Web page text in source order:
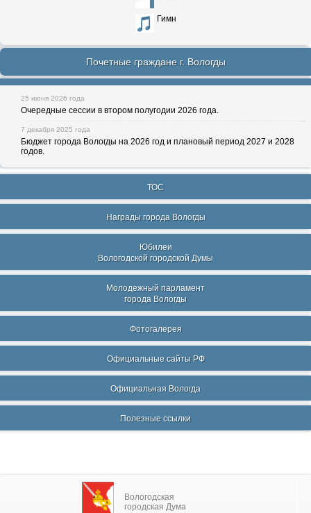
Гимн
Почетные граждане г. Вологды
25 июня 2026 года
Очередные сессии в втором полугодии 2026 года.
7 декабря 2025 года
Бюджет города Вологды на 2026 год и плановый период 2027 и 2028
годов.
ТОС
Награды города Вологды
Юбилеи
Вологодской городской Думы
Молодежный парламент
города Вологды
Фотогалерея
Официальные сайты РФ
Официальная Вологда
Полезные ссылки
Вологодская
городская Дума